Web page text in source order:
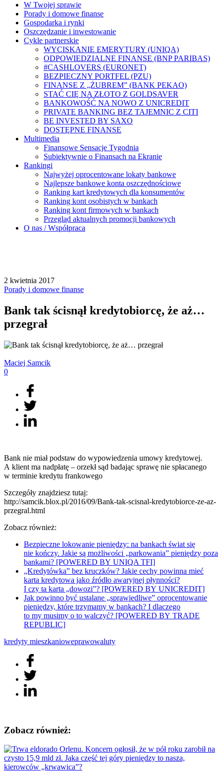
W Twojej sprawie
Porady i domowe finanse
Gospodarka i rynki
Oszczędzanie i inwestowanie
Cykle partnerskie
WYCISKANIE EMERYTURY (UNIQA)
ODPOWIEDZIALNE FINANSE (BNP PARIBAS)
#CASHLOVERS (EURONET)
BEZPIECZNY PORTFEL (PZU)
FINANSE Z „ŻUBREM” (BANK PEKAO)
STAĆ CIĘ NA ZŁOTO Z GOLDSAVER
BANKOWOŚĆ NA NOWO Z UNICREDIT
PRIVATE BANKING BEZ TAJEMNIC Z CITI
BE INVESTED BY SAXO
DOSTĘPNE FINANSE
Multimedia
Finansowe Sensacje Tygodnia
Subiektywnie o Finansach na Ekranie
Rankingi
Najwyżej oprocentowane lokaty bankowe
Najlepsze bankowe konta oszczędnościowe
Ranking kart kredytowych dla konsumentów
Ranking kont osobistych w bankach
Ranking kont firmowych w bankach
Przegląd aktualnych promocji bankowych
O nas / Współpraca
2 kwietnia 2017
Porady i domowe finanse
Bank tak ścisnął kredytobiorcę, że aż…
przegrał
Maciej Samcik
0
Bank nie miał podstaw do wypowiedzenia umowy kredytowej.
A klient ma nadpłatę – orzekł sąd badając sprawę nie spłacanego
w terminie kredytu frankowego
Szczegóły znajdziesz tutaj:
http://samcik.blox.pl/2016/09/Bank-tak-scisnal-kredytobiorce-ze-az-
przegral.html
Zobacz również:
Bezpieczne lokowanie pieniędzy: na bankach świat się
nie kończy. Jakie są możliwości „parkowania” pieniędzy poza
bankami? [POWERED BY UNIQA TFI]
„Kredytówka” bez kruczków? Jakie cechy powinna mieć
karta kredytowa jako źródło awaryjnej płynności?
I czy ta karta „dowozi”? [POWERED BY UNICREDIT]
Jak powinno być ustalane „sprawiedliwe” oprocentowanie
pieniędzy, które trzymamy w bankach? I dlaczego
to my musimy o to walczyć? [POWERED BY TRADE
REPUBLIC]
kredyty mieszkanioweprawowaluty
Zobacz również: